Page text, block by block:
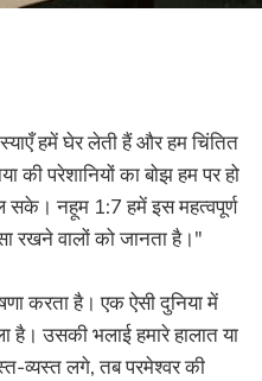
हमें घेर लेती हैं और हम चिंतित
की परेशानियों का बोझ हम पर हो
सके। नहूम 1:7 हमें इस महत्वपूर्ण
रखने वालों को जानता है।"
करता है। एक ऐसी दुनिया में
है। उसकी भलाई हमारे हालात या
व्यस्त लगे, तब परमेश्वर की